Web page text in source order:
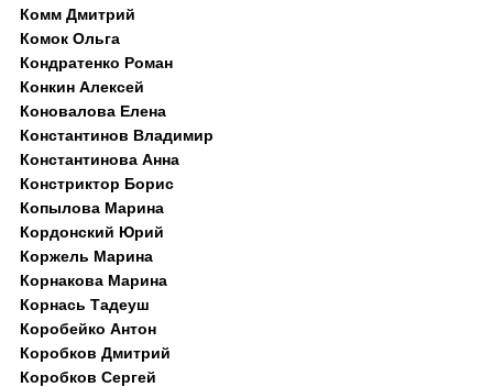
Комм Дмитрий
Комок Ольга
Кондратенко Роман
Конкин Алексей
Коновалова Елена
Константинов Владимир
Константинова Анна
Констриктор Борис
Копылова Марина
Кордонский Юрий
Коржель Марина
Корнакова Марина
Корнась Тадеуш
Коробейко Антон
Коробков Дмитрий
Коробков Сергей